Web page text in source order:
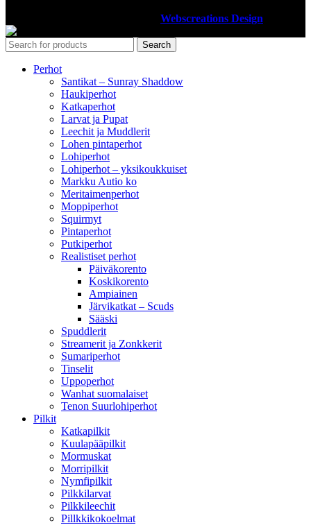
Webscreations Design
Search
Perhot
Santikat – Sunray Shaddow
Haukiperhot
Katkaperhot
Larvat ja Pupat
Leechit ja Muddlerit
Lohen pintaperhot
Lohiperhot
Lohiperhot – yksikoukkuiset
Markku Autio ko
Meritaimenperhot
Moppiperhot
Squirmyt
Pintaperhot
Putkiperhot
Realistiset perhot
Päiväkorento
Koskikorento
Ampiainen
Järvikatkat – Scuds
Sääski
Spuddlerit
Streamerit ja Zonkkerit
Sumariperhot
Tinselit
Uppoperhot
Wanhat suomalaiset
Tenon Suurlohiperhot
Pilkit
Katkapilkit
Kuulapääpilkit
Mormuskat
Morripilkit
Nymfipilkit
Pilkkilarvat
Pilkkileechit
Pillkkikokoelmat